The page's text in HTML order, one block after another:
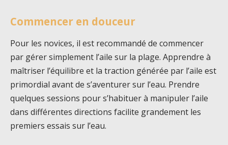
Commencer en douceur
Pour les novices, il est recommandé de commencer
par gérer simplement l’aile sur la plage. Apprendre à
maîtriser l’équilibre et la traction générée par l’aile est
primordial avant de s’aventurer sur l’eau. Prendre
quelques sessions pour s’habituer à manipuler l’aile
dans différentes directions facilite grandement les
premiers essais sur l’eau.